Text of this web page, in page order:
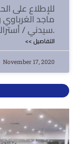
للإطلاع على
ماجد
سيدني / أستراليا.
<< التفاصيل
November 17, 2020